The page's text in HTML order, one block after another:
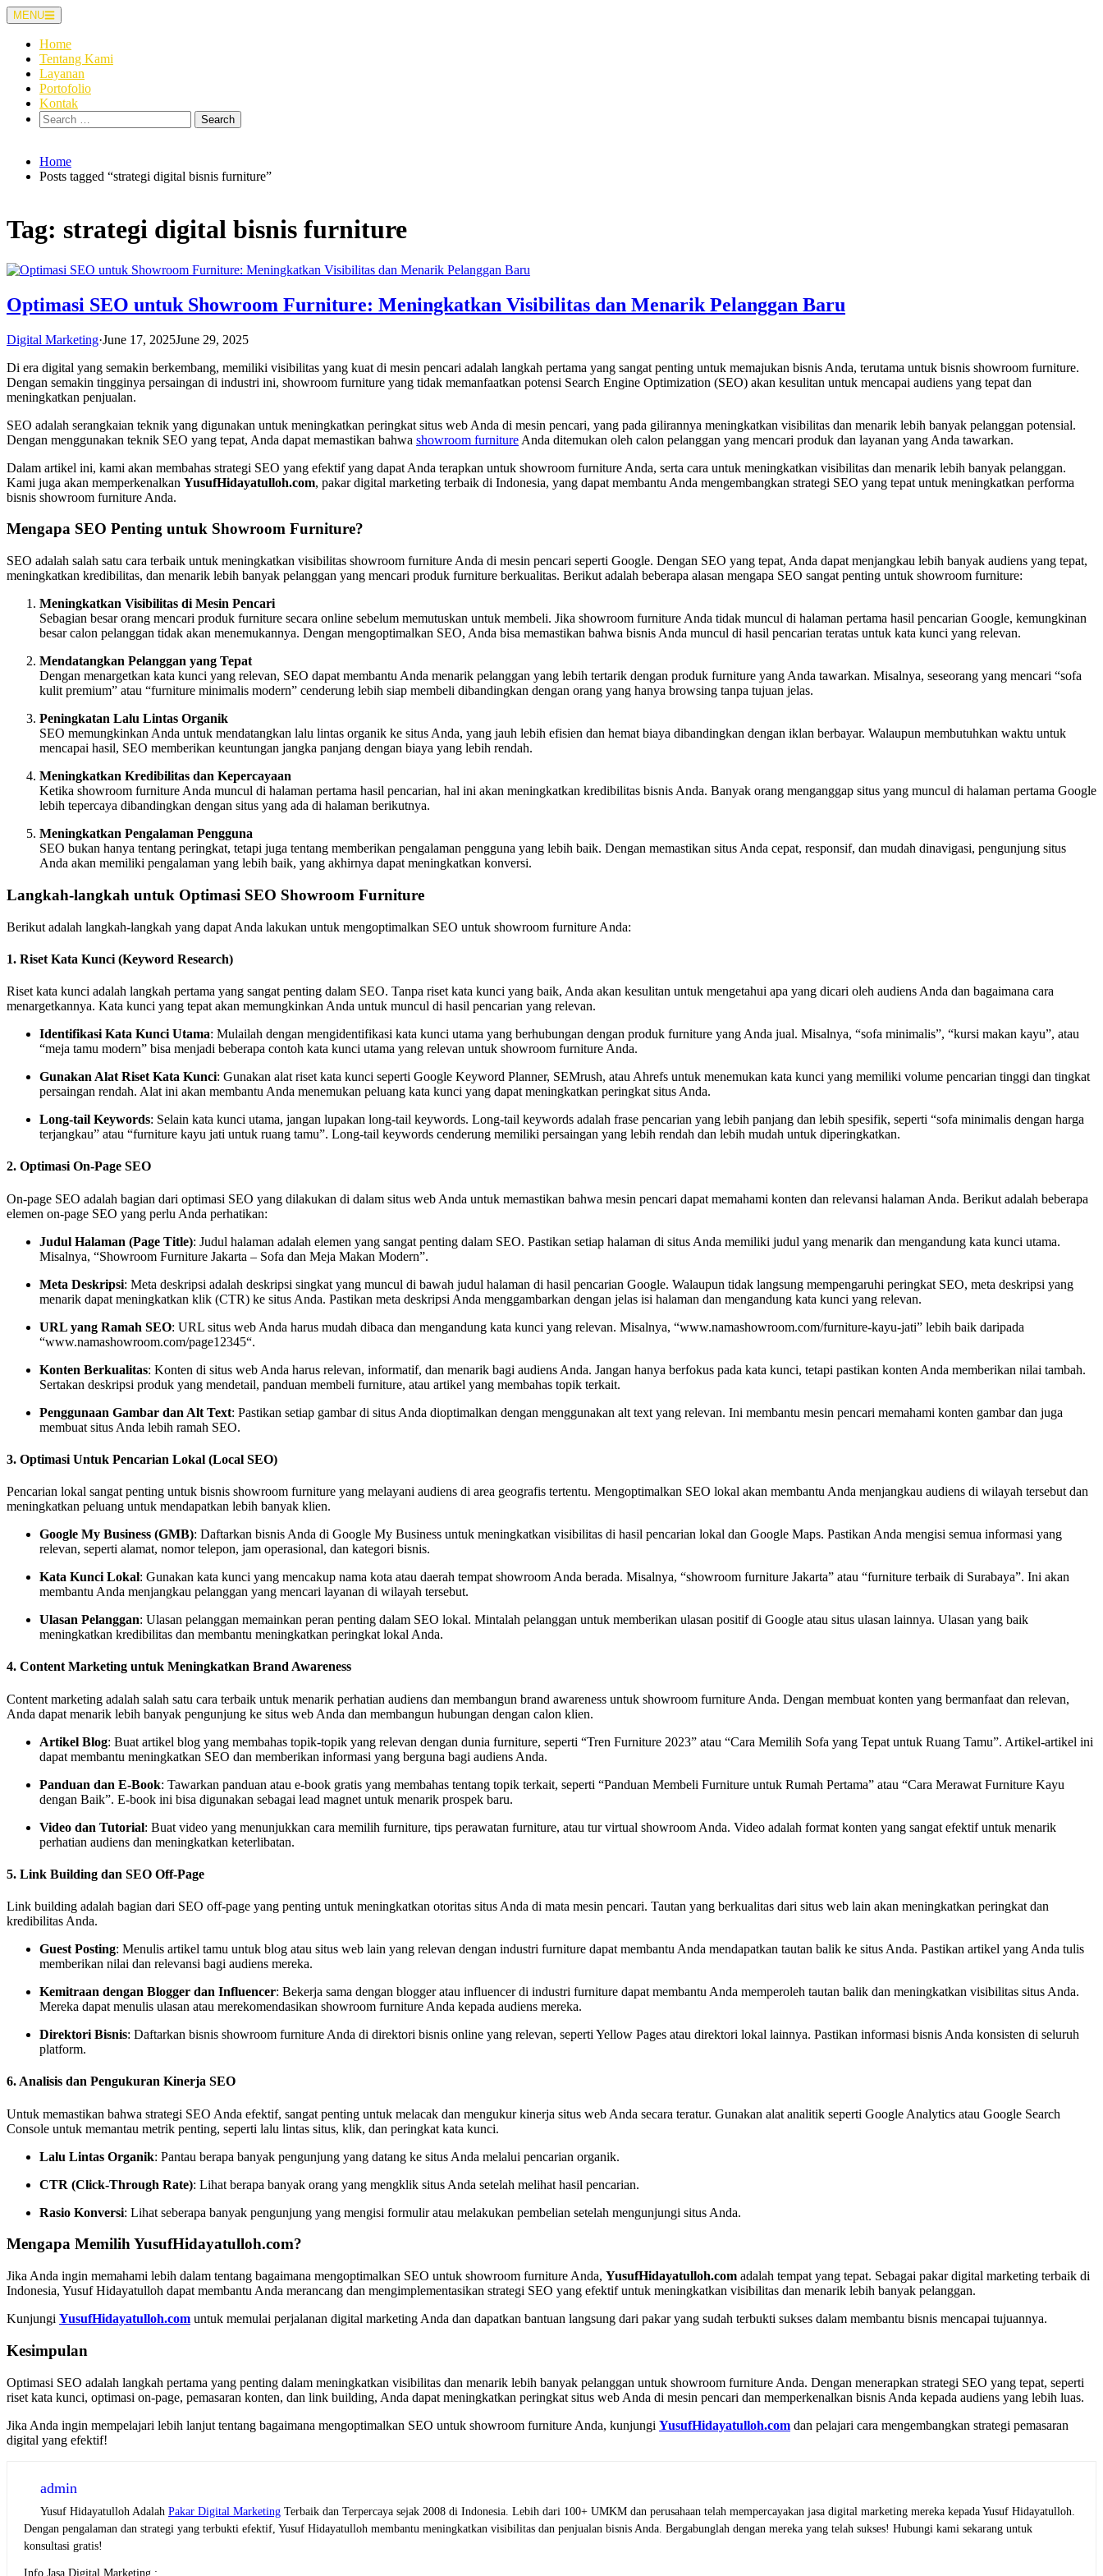
Skip
to
content
MENU
Home
Tentang Kami
Layanan
Portofolio
Kontak
Search
for:
Home
Posts tagged “strategi digital bisnis furniture”
Tag: strategi digital bisnis furniture
Optimasi SEO untuk Showroom Furniture: Meningkatkan Visibilitas dan Menarik Pelanggan Baru
Digital Marketing·June 17, 2025June 29, 2025
Di era digital yang semakin berkembang, memiliki visibilitas yang kuat di mesin pencari adalah langkah pertama yang sangat penting untuk memajukan bisnis Anda, terutama untuk bisnis showroom furniture.
Dengan semakin tingginya persaingan di industri ini, showroom furniture yang tidak memanfaatkan potensi Search Engine Optimization (SEO) akan kesulitan untuk mencapai audiens yang tepat dan
meningkatkan penjualan.
SEO adalah serangkaian teknik yang digunakan untuk meningkatkan peringkat situs web Anda di mesin pencari, yang pada gilirannya meningkatkan visibilitas dan menarik lebih banyak pelanggan potensial.
Dengan menggunakan teknik SEO yang tepat, Anda dapat memastikan bahwa showroom furniture Anda ditemukan oleh calon pelanggan yang mencari produk dan layanan yang Anda tawarkan.
Dalam artikel ini, kami akan membahas strategi SEO yang efektif yang dapat Anda terapkan untuk showroom furniture Anda, serta cara untuk meningkatkan visibilitas dan menarik lebih banyak pelanggan.
Kami juga akan memperkenalkan YusufHidayatulloh.com, pakar digital marketing terbaik di Indonesia, yang dapat membantu Anda mengembangkan strategi SEO yang tepat untuk meningkatkan performa
bisnis showroom furniture Anda.
Mengapa SEO Penting untuk Showroom Furniture?
SEO adalah salah satu cara terbaik untuk meningkatkan visibilitas showroom furniture Anda di mesin pencari seperti Google. Dengan SEO yang tepat, Anda dapat menjangkau lebih banyak audiens yang tepat,
meningkatkan kredibilitas, dan menarik lebih banyak pelanggan yang mencari produk furniture berkualitas. Berikut adalah beberapa alasan mengapa SEO sangat penting untuk showroom furniture:
Meningkatkan Visibilitas di Mesin Pencari
Sebagian besar orang mencari produk furniture secara online sebelum memutuskan untuk membeli. Jika showroom furniture Anda tidak muncul di halaman pertama hasil pencarian Google, kemungkinan
besar calon pelanggan tidak akan menemukannya. Dengan mengoptimalkan SEO, Anda bisa memastikan bahwa bisnis Anda muncul di hasil pencarian teratas untuk kata kunci yang relevan.
Mendatangkan Pelanggan yang Tepat
Dengan menargetkan kata kunci yang relevan, SEO dapat membantu Anda menarik pelanggan yang lebih tertarik dengan produk furniture yang Anda tawarkan. Misalnya, seseorang yang mencari “sofa
kulit premium” atau “furniture minimalis modern” cenderung lebih siap membeli dibandingkan dengan orang yang hanya browsing tanpa tujuan jelas.
Peningkatan Lalu Lintas Organik
SEO memungkinkan Anda untuk mendatangkan lalu lintas organik ke situs Anda, yang jauh lebih efisien dan hemat biaya dibandingkan dengan iklan berbayar. Walaupun membutuhkan waktu untuk
mencapai hasil, SEO memberikan keuntungan jangka panjang dengan biaya yang lebih rendah.
Meningkatkan Kredibilitas dan Kepercayaan
Ketika showroom furniture Anda muncul di halaman pertama hasil pencarian, hal ini akan meningkatkan kredibilitas bisnis Anda. Banyak orang menganggap situs yang muncul di halaman pertama Google
lebih tepercaya dibandingkan dengan situs yang ada di halaman berikutnya.
Meningkatkan Pengalaman Pengguna
SEO bukan hanya tentang peringkat, tetapi juga tentang memberikan pengalaman pengguna yang lebih baik. Dengan memastikan situs Anda cepat, responsif, dan mudah dinavigasi, pengunjung situs
Anda akan memiliki pengalaman yang lebih baik, yang akhirnya dapat meningkatkan konversi.
Langkah-langkah untuk Optimasi SEO Showroom Furniture
Berikut adalah langkah-langkah yang dapat Anda lakukan untuk mengoptimalkan SEO untuk showroom furniture Anda:
1. Riset Kata Kunci (Keyword Research)
Riset kata kunci adalah langkah pertama yang sangat penting dalam SEO. Tanpa riset kata kunci yang baik, Anda akan kesulitan untuk mengetahui apa yang dicari oleh audiens Anda dan bagaimana cara
menargetkannya. Kata kunci yang tepat akan memungkinkan Anda untuk muncul di hasil pencarian yang relevan.
Identifikasi Kata Kunci Utama: Mulailah dengan mengidentifikasi kata kunci utama yang berhubungan dengan produk furniture yang Anda jual. Misalnya, “sofa minimalis”, “kursi makan kayu”, atau
“meja tamu modern” bisa menjadi beberapa contoh kata kunci utama yang relevan untuk showroom furniture Anda.
Gunakan Alat Riset Kata Kunci: Gunakan alat riset kata kunci seperti Google Keyword Planner, SEMrush, atau Ahrefs untuk menemukan kata kunci yang memiliki volume pencarian tinggi dan tingkat
persaingan rendah. Alat ini akan membantu Anda menemukan peluang kata kunci yang dapat meningkatkan peringkat situs Anda.
Long-tail Keywords: Selain kata kunci utama, jangan lupakan long-tail keywords. Long-tail keywords adalah frase pencarian yang lebih panjang dan lebih spesifik, seperti “sofa minimalis dengan harga
terjangkau” atau “furniture kayu jati untuk ruang tamu”. Long-tail keywords cenderung memiliki persaingan yang lebih rendah dan lebih mudah untuk diperingkatkan.
2. Optimasi On-Page SEO
On-page SEO adalah bagian dari optimasi SEO yang dilakukan di dalam situs web Anda untuk memastikan bahwa mesin pencari dapat memahami konten dan relevansi halaman Anda. Berikut adalah beberapa
elemen on-page SEO yang perlu Anda perhatikan:
Judul Halaman (Page Title): Judul halaman adalah elemen yang sangat penting dalam SEO. Pastikan setiap halaman di situs Anda memiliki judul yang menarik dan mengandung kata kunci utama.
Misalnya, “Showroom Furniture Jakarta – Sofa dan Meja Makan Modern”.
Meta Deskripsi: Meta deskripsi adalah deskripsi singkat yang muncul di bawah judul halaman di hasil pencarian Google. Walaupun tidak langsung mempengaruhi peringkat SEO, meta deskripsi yang
menarik dapat meningkatkan klik (CTR) ke situs Anda. Pastikan meta deskripsi Anda menggambarkan dengan jelas isi halaman dan mengandung kata kunci yang relevan.
URL yang Ramah SEO: URL situs web Anda harus mudah dibaca dan mengandung kata kunci yang relevan. Misalnya, “www.namashowroom.com/furniture-kayu-jati” lebih baik daripada
“www.namashowroom.com/page12345“.
Konten Berkualitas: Konten di situs web Anda harus relevan, informatif, dan menarik bagi audiens Anda. Jangan hanya berfokus pada kata kunci, tetapi pastikan konten Anda memberikan nilai tambah.
Sertakan deskripsi produk yang mendetail, panduan membeli furniture, atau artikel yang membahas topik terkait.
Penggunaan Gambar dan Alt Text: Pastikan setiap gambar di situs Anda dioptimalkan dengan menggunakan alt text yang relevan. Ini membantu mesin pencari memahami konten gambar dan juga
membuat situs Anda lebih ramah SEO.
3. Optimasi Untuk Pencarian Lokal (Local SEO)
Pencarian lokal sangat penting untuk bisnis showroom furniture yang melayani audiens di area geografis tertentu. Mengoptimalkan SEO lokal akan membantu Anda menjangkau audiens di wilayah tersebut dan
meningkatkan peluang untuk mendapatkan lebih banyak klien.
Google My Business (GMB): Daftarkan bisnis Anda di Google My Business untuk meningkatkan visibilitas di hasil pencarian lokal dan Google Maps. Pastikan Anda mengisi semua informasi yang
relevan, seperti alamat, nomor telepon, jam operasional, dan kategori bisnis.
Kata Kunci Lokal: Gunakan kata kunci yang mencakup nama kota atau daerah tempat showroom Anda berada. Misalnya, “showroom furniture Jakarta” atau “furniture terbaik di Surabaya”. Ini akan
membantu Anda menjangkau pelanggan yang mencari layanan di wilayah tersebut.
Ulasan Pelanggan: Ulasan pelanggan memainkan peran penting dalam SEO lokal. Mintalah pelanggan untuk memberikan ulasan positif di Google atau situs ulasan lainnya. Ulasan yang baik
meningkatkan kredibilitas dan membantu meningkatkan peringkat lokal Anda.
4. Content Marketing untuk Meningkatkan Brand Awareness
Content marketing adalah salah satu cara terbaik untuk menarik perhatian audiens dan membangun brand awareness untuk showroom furniture Anda. Dengan membuat konten yang bermanfaat dan relevan,
Anda dapat menarik lebih banyak pengunjung ke situs web Anda dan membangun hubungan dengan calon klien.
Artikel Blog: Buat artikel blog yang membahas topik-topik yang relevan dengan dunia furniture, seperti “Tren Furniture 2023” atau “Cara Memilih Sofa yang Tepat untuk Ruang Tamu”. Artikel-artikel ini
dapat membantu meningkatkan SEO dan memberikan informasi yang berguna bagi audiens Anda.
Panduan dan E-Book: Tawarkan panduan atau e-book gratis yang membahas tentang topik terkait, seperti “Panduan Membeli Furniture untuk Rumah Pertama” atau “Cara Merawat Furniture Kayu
dengan Baik”. E-book ini bisa digunakan sebagai lead magnet untuk menarik prospek baru.
Video dan Tutorial: Buat video yang menunjukkan cara memilih furniture, tips perawatan furniture, atau tur virtual showroom Anda. Video adalah format konten yang sangat efektif untuk menarik
perhatian audiens dan meningkatkan keterlibatan.
5. Link Building dan SEO Off-Page
Link building adalah bagian dari SEO off-page yang penting untuk meningkatkan otoritas situs Anda di mata mesin pencari. Tautan yang berkualitas dari situs web lain akan meningkatkan peringkat dan
kredibilitas Anda.
Guest Posting: Menulis artikel tamu untuk blog atau situs web lain yang relevan dengan industri furniture dapat membantu Anda mendapatkan tautan balik ke situs Anda. Pastikan artikel yang Anda tulis
memberikan nilai dan relevansi bagi audiens mereka.
Kemitraan dengan Blogger dan Influencer: Bekerja sama dengan blogger atau influencer di industri furniture dapat membantu Anda memperoleh tautan balik dan meningkatkan visibilitas situs Anda.
Mereka dapat menulis ulasan atau merekomendasikan showroom furniture Anda kepada audiens mereka.
Direktori Bisnis: Daftarkan bisnis showroom furniture Anda di direktori bisnis online yang relevan, seperti Yellow Pages atau direktori lokal lainnya. Pastikan informasi bisnis Anda konsisten di seluruh
platform.
6.Analisis dan Pengukuran Kinerja SEO
Untuk memastikan bahwa strategi SEO Anda efektif, sangat penting untuk melacak dan mengukur kinerja situs web Anda secara teratur. Gunakan alat analitik seperti Google Analytics atau Google Search
Console untuk memantau metrik penting, seperti lalu lintas situs, klik, dan peringkat kata kunci.
Lalu Lintas Organik: Pantau berapa banyak pengunjung yang datang ke situs Anda melalui pencarian organik.
CTR (Click-Through Rate): Lihat berapa banyak orang yang mengklik situs Anda setelah melihat hasil pencarian.
Rasio Konversi: Lihat seberapa banyak pengunjung yang mengisi formulir atau melakukan pembelian setelah mengunjungi situs Anda.
Mengapa MemilihYusufHidayatulloh.com?
Jika Anda ingin memahami lebih dalam tentang bagaimana mengoptimalkan SEO untuk showroom furniture Anda, YusufHidayatulloh.com adalah tempat yang tepat. Sebagai pakar digital marketing terbaik di
Indonesia, Yusuf Hidayatulloh dapat membantu Anda merancang dan mengimplementasikan strategi SEO yang efektif untuk meningkatkan visibilitas dan menarik lebih banyak pelanggan.
Kunjungi YusufHidayatulloh.com untuk memulai perjalanan digital marketing Anda dan dapatkan bantuan langsung dari pakar yang sudah terbukti sukses dalam membantu bisnis mencapai tujuannya.
Kesimpulan
Optimasi SEO adalah langkah pertama yang penting dalam meningkatkan visibilitas dan menarik lebih banyak pelanggan untuk showroom furniture Anda. Dengan menerapkan strategi SEO yang tepat, seperti
riset kata kunci, optimasi on-page, pemasaran konten, dan link building, Anda dapat meningkatkan peringkat situs web Anda di mesin pencari dan memperkenalkan bisnis Anda kepada audiens yang lebih luas.
Jika Anda ingin mempelajari lebih lanjut tentang bagaimana mengoptimalkan SEO untuk showroom furniture Anda, kunjungi YusufHidayatulloh.com dan pelajari cara mengembangkan strategi pemasaran
digital yang efektif!
admin
Yusuf Hidayatulloh Adalah Pakar Digital Marketing Terbaik dan Terpercaya sejak 2008 di Indonesia. Lebih dari 100+ UMKM dan perusahaan telah mempercayakan jasa digital marketing mereka kepada Yusuf Hidayatulloh.
Dengan pengalaman dan strategi yang terbukti efektif, Yusuf Hidayatulloh membantu meningkatkan visibilitas dan penjualan bisnis Anda. Bergabunglah dengan mereka yang telah sukses! Hubungi kami sekarang untuk
konsultasi gratis!
Info Jasa Digital Marketing :